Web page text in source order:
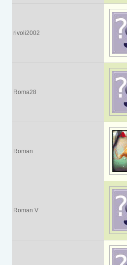
rivoli2002
Roma28
Roman
Roman V